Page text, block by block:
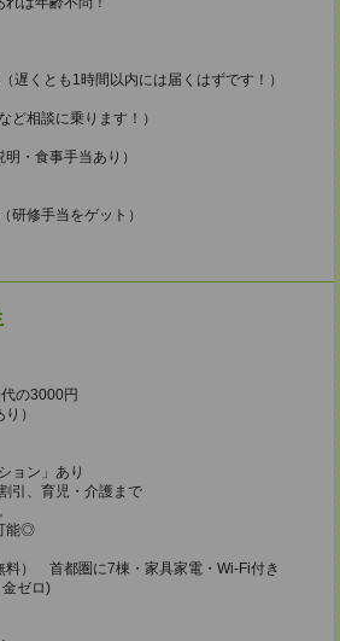
遅くとも1時間以内には届くはずです！）
ど相談に乗ります！）
・食事手当あり）
研修手当をゲット）
の3000円
）
ョン」あり
引、育児・介護まで
能◎
料） 首都圏に7棟・家具家電・Wi-Fi付き
ゼロ)